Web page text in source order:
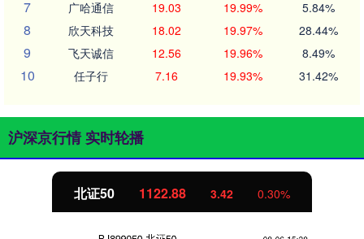
7 广哈通信 19.03 19.99% 5.84%
8 欣天科技 18.02 19.97% 28.44%
9 飞天诚信 12.56 19.96% 8.49%
10 任子行 7.16 19.93% 31.42%
沪深京行情 实时轮播
北证50 1122.88 3.42 0.30%